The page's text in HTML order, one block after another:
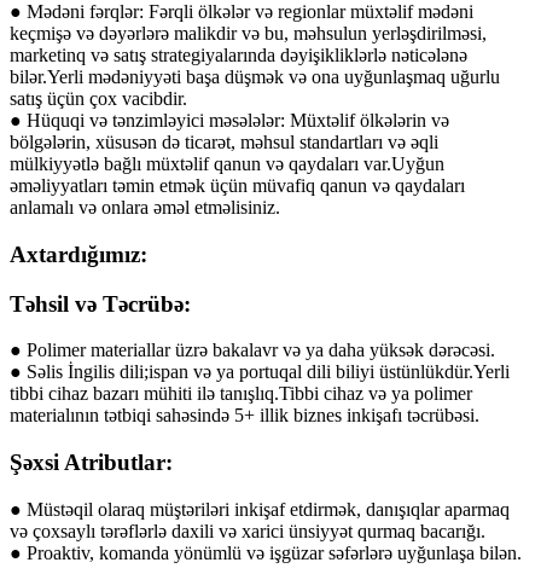
● Mədəni fərqlər: Fərqli ölkələr və regionlar müxtəlif mədəni
keçmişə və dəyərlərə malikdir və bu, məhsulun yerləşdirilməsi,
marketinq və satış strategiyalarında dəyişikliklərlə nəticələnə
bilər.Yerli mədəniyyəti başa düşmək və ona uyğunlaşmaq uğurlu
satış üçün çox vacibdir.
● Hüquqi və tənzimləyici məsələlər: Müxtəlif ölkələrin və
bölgələrin, xüsusən də ticarət, məhsul standartları və əqli
mülkiyyətlə bağlı müxtəlif qanun və qaydaları var.Uyğun
əməliyyatları təmin etmək üçün müvafiq qanun və qaydaları
anlamalı və onlara əməl etməlisiniz.
Axtardığımız:
Təhsil və Təcrübə:
● Polimer materiallar üzrə bakalavr və ya daha yüksək dərəcəsi.
● Səlis İngilis dili;ispan və ya portuqal dili biliyi üstünlükdür.Yerli
tibbi cihaz bazarı mühiti ilə tanışlıq.Tibbi cihaz və ya polimer
materialının tətbiqi sahəsində 5+ illik biznes inkişafı təcrübəsi.
Şəxsi Atributlar:
● Müstəqil olaraq müştəriləri inkişaf etdirmək, danışıqlar aparmaq
və çoxsaylı tərəflərlə daxili və xarici ünsiyyət qurmaq bacarığı.
● Proaktiv, komanda yönümlü və işgüzar səfərlərə uyğunlaşa bilən.